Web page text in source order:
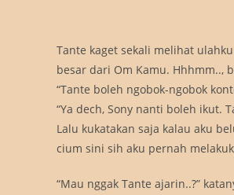
Tante kaget sekali melihat
besar dari Om Kamu. Hhhmm..,
“Tante boleh ngobok-ngobok
“Ya dech, Sony nanti boleh ikut.
Lalu kukatakan saja kalau aku
cium sini sih aku pernah
“Mau nggak Tante ajarin..?”